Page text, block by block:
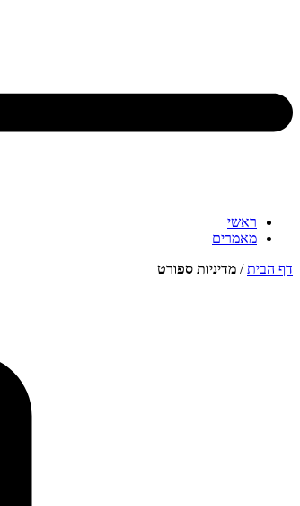
ראשי
מאמרים
דף הבית/ מדיניות ספורט